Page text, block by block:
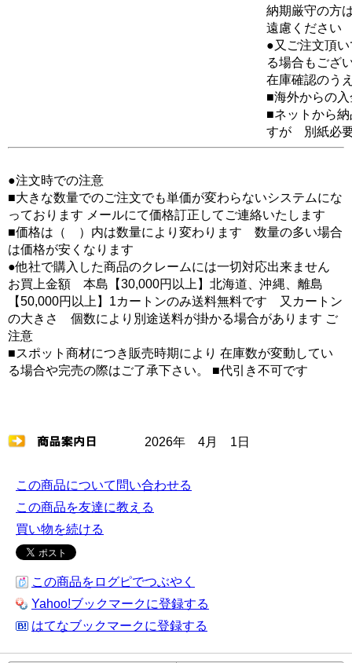
納期厳守の方
遠慮ください
●又ご注文頂
る場合もござ
在庫確認のう
■海外からの
■ネットから
すが 別紙必
●注文時での注意
■大きな数量でのご注文でも単価が変わらないシステムにな
っております メールにて価格訂正してご連絡いたします
■価格は（ ）内は数量により変わります 数量の多い場合
は価格が安くなります
●他社で購入した商品のクレームには一切対応出来ません
お買上金額 本島【30,000円以上】北海道、沖縄、離島
【50,000円以上】1カートンのみ送料無料です 又カートン
の大きさ 個数により別途送料が掛かる場合があります ご
注意
■スポット商材につき販売時期により 在庫数が変動してい
る場合や完売の際はご了承下さい。 ■代引き不可です
2026年 4月 1日
この商品について問い合わせる
この商品を友達に教える
買い物を続ける
この商品をログピでつぶやく
Yahoo!ブックマークに登録する
はてなブックマークに登録する